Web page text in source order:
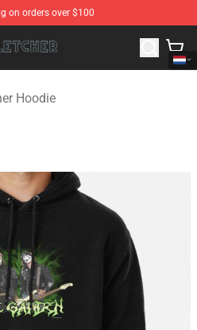
on orders over $100
Fletcher Merchandise Shop
Hoodie